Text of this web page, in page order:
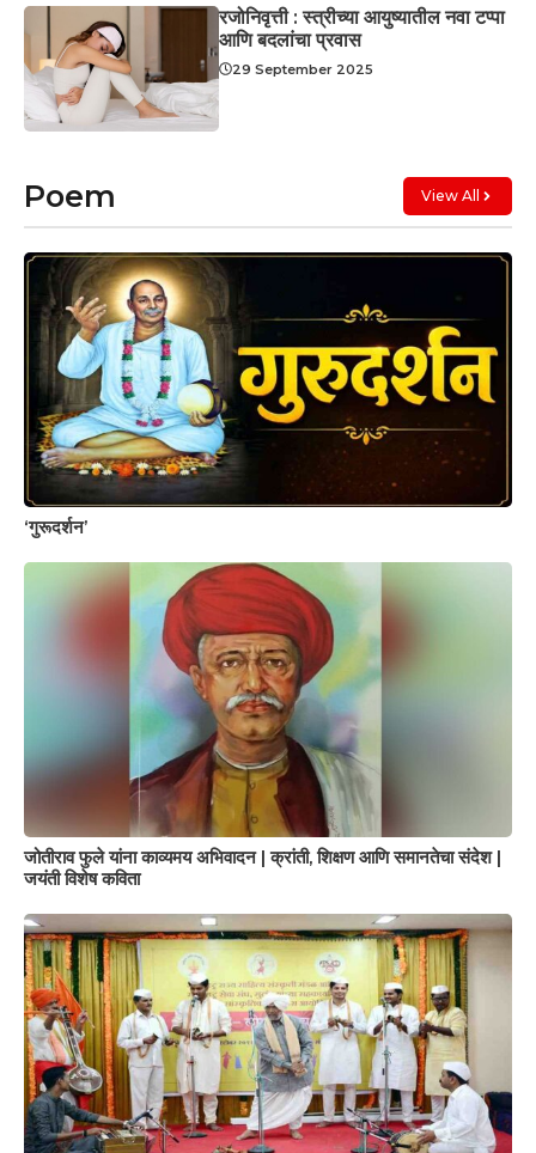
रजोनिवृत्ती : स्त्रीच्या आयुष्यातील नवा टप्पा
आणि बदलांचा प्रवास
29 September 2025
Poem View All
‘गुरूदर्शन’
जोतीराव फुले यांना काव्यमय अभिवादन | क्रांती, शिक्षण आणि समानतेचा संदेश |
जयंती विशेष कविता